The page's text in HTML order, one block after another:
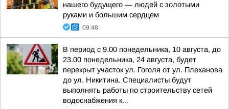
нашего будущего — людей с золотыми
руками и большим сердцем
09:48
В период с 9.00 понедельника, 10 августа, до
23.00 понедельника, 24 августа, будет
перекрыт участок ул. Гоголя от ул. Плеханова
до ул. Никитина. Специалисты будут
выполнять работы по строительству сетей
водоснабжения к...